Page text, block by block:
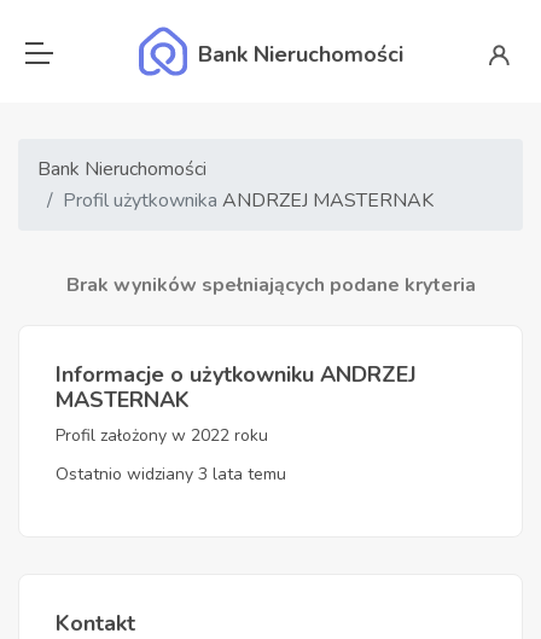
Bank Nieruchomości
Bank Nieruchomości
Profil użytkownika ANDRZEJ MASTERNAK
Brak wyników spełniających podane kryteria
Informacje o użytkowniku ANDRZEJ
MASTERNAK
Profil założony w 2022 roku
Ostatnio widziany 3 lata temu
Kontakt